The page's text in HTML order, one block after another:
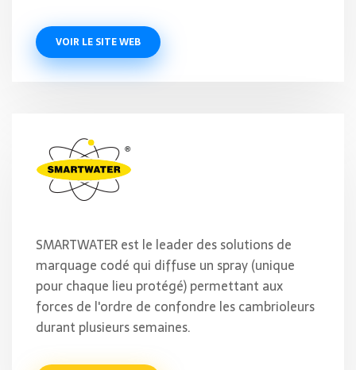
VOIR LE SITE WEB
SMARTWATER est le leader des solutions de
marquage codé qui diffuse un spray (unique
pour chaque lieu protégé) permettant aux
forces de l'ordre de confondre les cambrioleurs
durant plusieurs semaines.